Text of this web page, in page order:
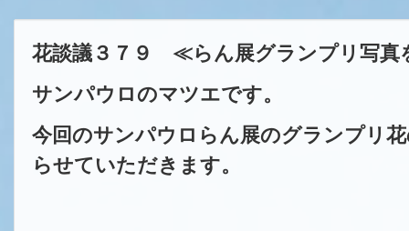
花談議３７９ ≪らん展グランプリ写
サンパウロのマツエです。
今回のサンパウロらん展のグランプリ
らせていただきます。